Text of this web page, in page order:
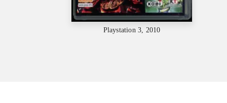
Playstation 3, 2010